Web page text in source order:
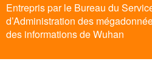
Entrepris par le Bureau du
d’Administration des
des informations de Wuhan